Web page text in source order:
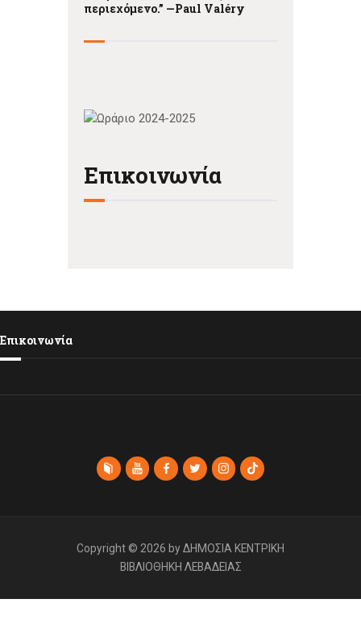
περιεχόμενο.” —Paul Valéry
Επικοινωνία
Επικοινωνία
Copyright © 2026 by ΔΗΜΟΣΙΑ ΚΕΝΤΡΙΚΗ
ΒΙΒΛΙΟΘΗΚΗ ΛΕΒΑΔΕΙΑΣ